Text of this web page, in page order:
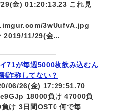
金) 01:20:13.23 これ見
3wUufvA.jpg
2019/11/29(金…
71が毎週5000枚飲み込むん
詐称してない？
06/26(金) 17:29:51.70
18000負け 47000負
け 3日間OST0 何で毎